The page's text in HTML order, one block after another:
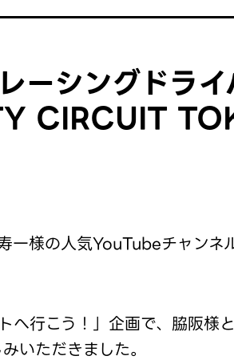
ーシングドラ
CIRCUIT
一様の人気YouTubeチャ
へ行こう！」企画で、脇阪
いただきました。